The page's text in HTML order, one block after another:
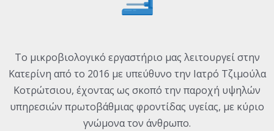
Το μικροβιολογικό εργαστήριο μας λειτουργεί στην
Κατερίνη από το 2016 με υπεύθυνο την Ιατρό Τζιμούλα
Κοτρώτσιου, έχοντας ως σκοπό την παροχή υψηλών
υπηρεσιών πρωτοβάθμιας φροντίδας υγείας, με κύριο
γνώμονα τον άνθρωπο.